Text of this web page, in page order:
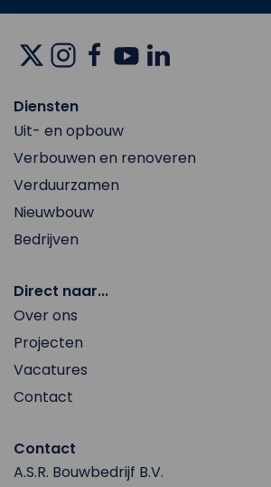
Diensten
Uit- en opbouw
Verbouwen en renoveren
Verduurzamen
Nieuwbouw
Bedrijven
Direct naar...
Over ons
Projecten
Vacatures
Contact
Contact
A.S.R. Bouwbedrijf B.V.